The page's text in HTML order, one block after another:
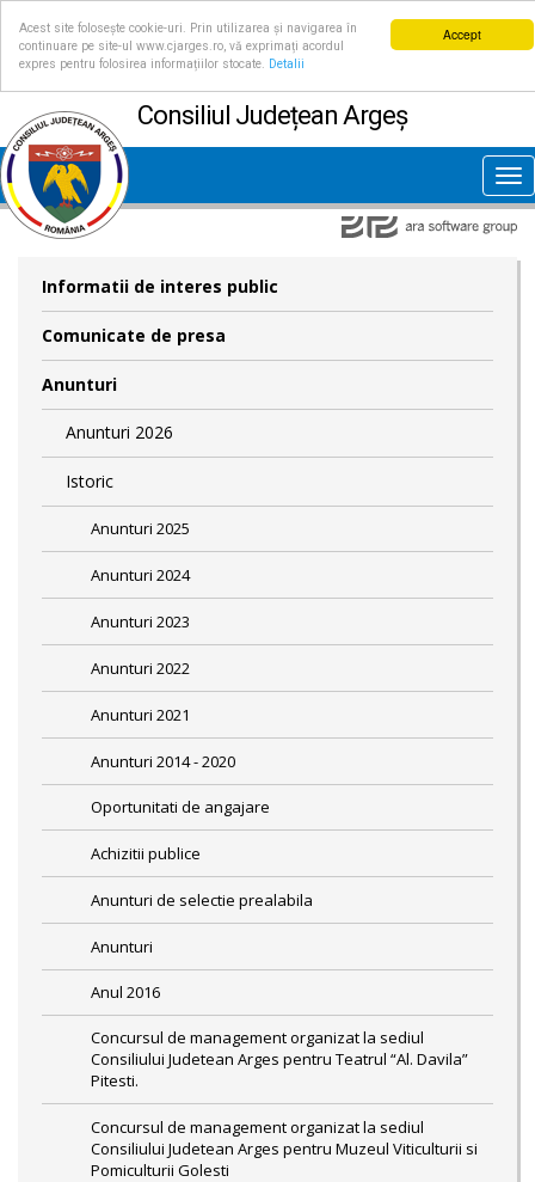
Accept
Acest site folosește cookie-uri. Prin utilizarea și navigarea în
continuare pe site-ul www.cjarges.ro, vă exprimați acordul
expres pentru folosirea informațiilor stocate.
Detalii
Consiliul Județean Argeș
Informatii de interes public
Comunicate de presa
Anunturi
Anunturi 2026
Istoric
Anunturi 2025
Anunturi 2024
Anunturi 2023
Anunturi 2022
Anunturi 2021
Anunturi 2014 - 2020
Oportunitati de angajare
Achizitii publice
Anunturi de selectie prealabila
Anunturi
Anul 2016
Concursul de management organizat la sediul
Consiliului Judetean Arges pentru Teatrul “Al. Davila”
Pitesti.
Concursul de management organizat la sediul
Consiliului Judetean Arges pentru Muzeul Viticulturii si
Pomiculturii Golesti